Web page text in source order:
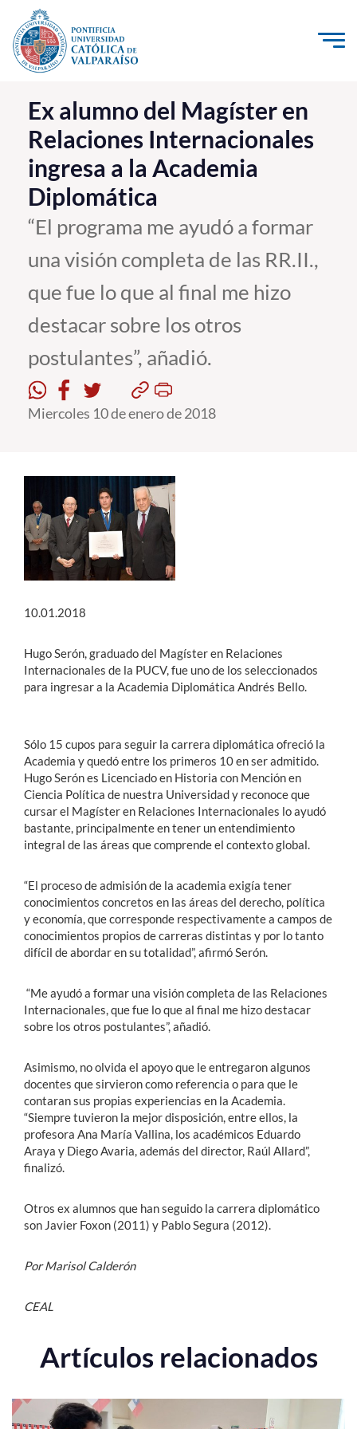
Click acá para ir directamente al contenido
La Universidad
Investigación, Creación e Innovación
PUCV Internacional
Vinculación con el Medio
Admisión
Postgrado
Formación Continua
Estudiantes
English
Ex alumno del Magíster en
Relaciones Internacionales
ingresa a la Academia
Diplomática
“El programa me ayudó a formar
una visión completa de las RR.II.,
que fue lo que al final me hizo
destacar sobre los otros
postulantes”, añadió.
Miercoles 10 de enero de 2018
10.01.2018
Hugo Serón, graduado del Magíster en Relaciones
Internacionales de la PUCV, fue uno de los seleccionados
para ingresar a la Academia Diplomática Andrés Bello.
Sólo 15 cupos para seguir la carrera diplomática ofreció la
Academia y quedó entre los primeros 10 en ser admitido.
Hugo Serón es Licenciado en Historia con Mención en
Ciencia Política de nuestra Universidad y reconoce que
cursar el Magíster en Relaciones Internacionales lo ayudó
bastante, principalmente en tener un entendimiento
integral de las áreas que comprende el contexto global.
“El proceso de admisión de la academia exigía tener
conocimientos concretos en las áreas del derecho, política
y economía, que corresponde respectivamente a campos de
conocimientos propios de carreras distintas y por lo tanto
difícil de abordar en su totalidad”, afirmó Serón.
“Me ayudó a formar una visión completa de las Relaciones
Internacionales, que fue lo que al final me hizo destacar
sobre los otros postulantes”, añadió.
Asimismo, no olvida el apoyo que le entregaron algunos
docentes que sirvieron como referencia o para que le
contaran sus propias experiencias en la Academia.
“Siempre tuvieron la mejor disposición, entre ellos, la
profesora Ana María Vallina, los académicos Eduardo
Araya y Diego Avaria, además del director, Raúl Allard”,
finalizó.
Otros ex alumnos que han seguido la carrera diplomático
son Javier Foxon (2011) y Pablo Segura (2012).
Por Marisol Calderón
CEAL
Artículos relacionados